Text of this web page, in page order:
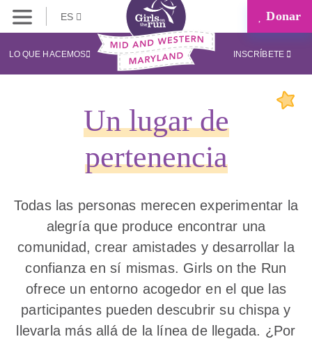
ES Donar
LO QUE HACEMOS INSCRÍBETE
Un lugar de
pertenencia
Todas las personas merecen experimentar la
alegría que produce encontrar una
comunidad, crear amistades y desarrollar la
confianza en sí mismas. Girls on the Run
ofrece un entorno acogedor en el que las
participantes pueden descubrir su chispa y
llevarla más allá de la línea de llegada. ¿Por